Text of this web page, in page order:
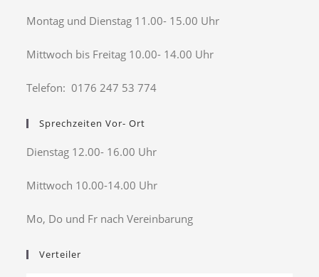
Montag und Dienstag 11.00- 15.00 Uhr
Mittwoch bis Freitag 10.00- 14.00 Uhr
Telefon: 0176 247 53 774
Sprechzeiten Vor- Ort
Dienstag 12.00- 16.00 Uhr
Mittwoch 10.00-14.00 Uhr
Mo, Do und Fr nach Vereinbarung
Verteiler